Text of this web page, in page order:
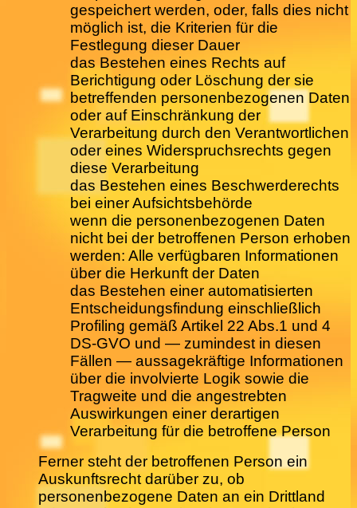
gespeichert werden, oder, falls dies nicht
möglich ist, die Kriterien für die
Festlegung dieser Dauer
das Bestehen eines Rechts auf
Berichtigung oder Löschung der sie
betreffenden personenbezogenen Daten
oder auf Einschränkung der
Verarbeitung durch den Verantwortlichen
oder eines Widerspruchsrechts gegen
diese Verarbeitung
das Bestehen eines Beschwerderechts
bei einer Aufsichtsbehörde
wenn die personenbezogenen Daten
nicht bei der betroffenen Person erhoben
werden: Alle verfügbaren Informationen
über die Herkunft der Daten
das Bestehen einer automatisierten
Entscheidungsfindung einschließlich
Profiling gemäß Artikel 22 Abs.1 und 4
DS-GVO und — zumindest in diesen
Fällen — aussagekräftige Informationen
über die involvierte Logik sowie die
Tragweite und die angestrebten
Auswirkungen einer derartigen
Verarbeitung für die betroffene Person
Ferner steht der betroffenen Person ein
Auskunftsrecht darüber zu, ob
personenbezogene Daten an ein Drittland